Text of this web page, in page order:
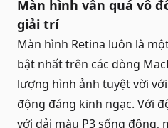
Màn hình vẫn quá vô
giải trí
Màn hình Retina luôn là
bật nhất trên các dòng
lượng hình ảnh tuyệt vời
động đáng kinh ngạc. Với
với dải màu P3 sống động,